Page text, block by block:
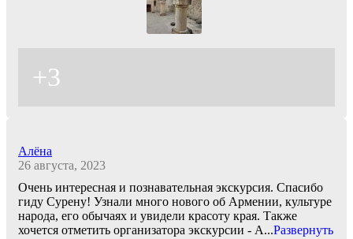
+3
Алёна
26 августа, 2023
Очень интересная и познавательная экскурсия. Спасибо
гиду Сурену! Узнали много нового об Армении, культуре
народа, его обычаях и увидели красоту края. Также
хочется отметить организатора экскурсии - А...Развернуть